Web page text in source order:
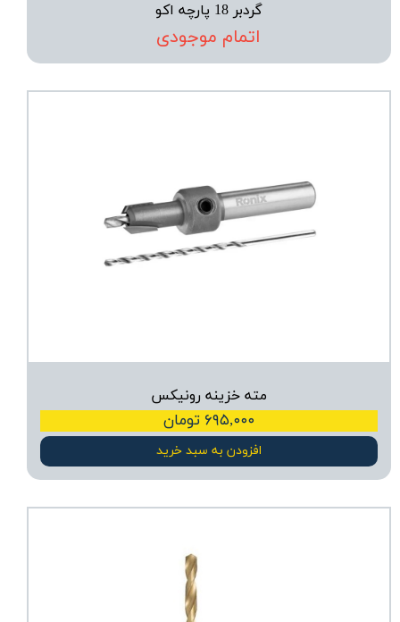
گردبر 18 پارچه اکو
اتمام موجودی
مته خزینه رونیکس
۶۹۵,۰۰۰ تومان
افزودن به سبد خرید